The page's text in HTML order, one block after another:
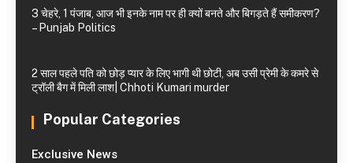
3 चेहरे, 1 पंजाब, आज भी इनके नाम पर ही क्यों बनते और बिगड़ते हैं समीकरण?
– Punjab Politics
2 साल पहले पति को छोड़ प्यार के लिए भागी थी छोटी, अब उसी प्रेमी के कमरे से
ट्रॉली बैग में मिली लाश| Chhoti Kumari murder
Popular Categories
Exclusive News